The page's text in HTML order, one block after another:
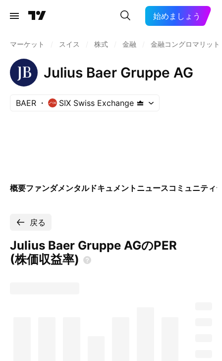
始めましょう
マーケット スイス 株式 金融 金融コングロマリット
Julius Baer Gruppe AG
BAER SIX Swiss Exchange
概要ファンダメンタルドキュメント ニュースコミュニティ
戻る
Julius Baer Gruppe AGのPER
(株価収益率)